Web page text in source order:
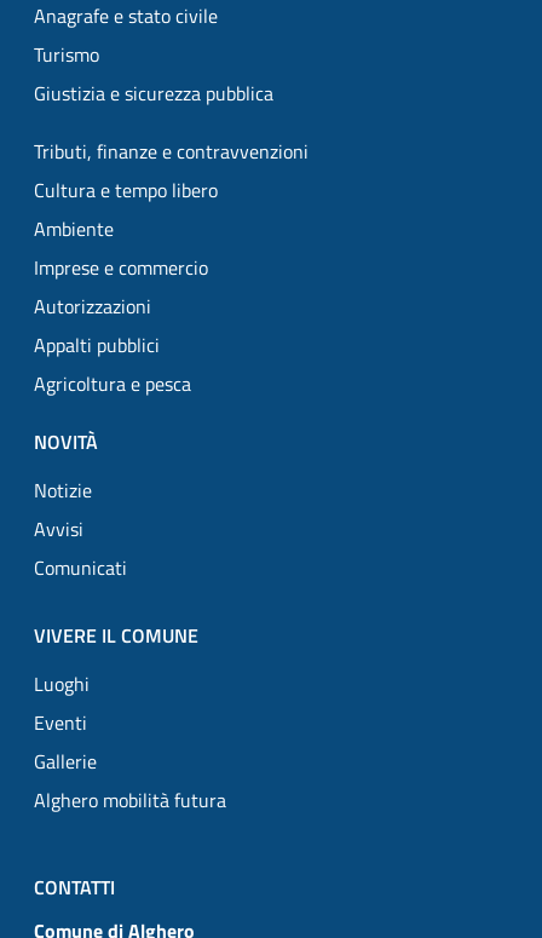
Anagrafe e stato civile
Turismo
Giustizia e sicurezza pubblica
Tributi, finanze e contravvenzioni
Cultura e tempo libero
Ambiente
Imprese e commercio
Autorizzazioni
Appalti pubblici
Agricoltura e pesca
NOVITÀ
Notizie
Avvisi
Comunicati
VIVERE IL COMUNE
Luoghi
Eventi
Gallerie
Alghero mobilità futura
CONTATTI
Comune di Alghero